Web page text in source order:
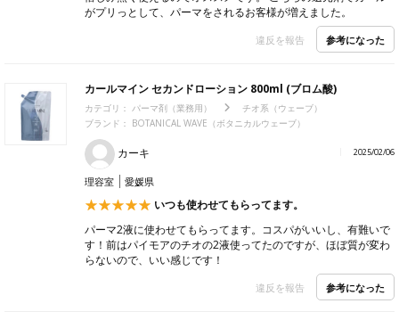
がプリっとして、パーマをされるお客様が増えました。
違反を報告 参考になった
カールマイン セカンドローション 800ml (ブロム酸)
カテゴリ： パーマ剤（業務用）
チオ系（ウェーブ）
ブランド： BOTANICAL WAVE（ボタニカルウェーブ）
カーキ 2025/02/06
理容室 愛媛県
いつも使わせてもらってます。
パーマ2液に使わせてもらってます。コスパがいいし、有難いで
す！前はパイモアのチオの2液使ってたのですが、ほぼ質が変わ
らないので、いい感じです！
違反を報告 参考になった